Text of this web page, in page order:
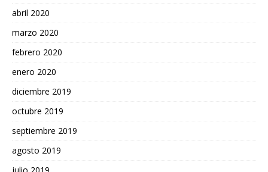
abril 2020
marzo 2020
febrero 2020
enero 2020
diciembre 2019
octubre 2019
septiembre 2019
agosto 2019